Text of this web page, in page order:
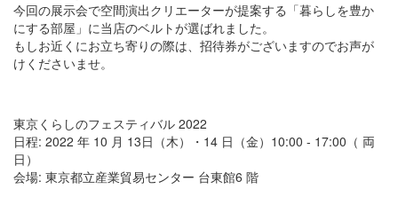
今回の展示会で空間演出クリエーターが提案する「暮らしを豊か
にする部屋」に当店のベルトが選ばれました。
もしお近くにお立ち寄りの際は、招待券がございますのでお声が
けくださいませ。
東京くらしのフェスティバル 2022
日程: 2022 年 10 月 13日（木）・14 日（金）10:00 - 17:00（ 両
日）
会場: 東京都立産業貿易センター 台東館6 階